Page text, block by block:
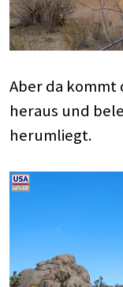
Aber da kommt
heraus und
herumliegt.